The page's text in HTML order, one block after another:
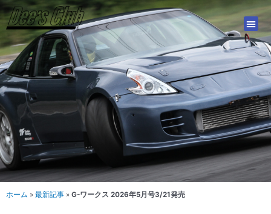
内
容
を
ス
キ
ッ
プ
ホーム » 最新記事 » G-ワークス 2026年5月号3/21発売